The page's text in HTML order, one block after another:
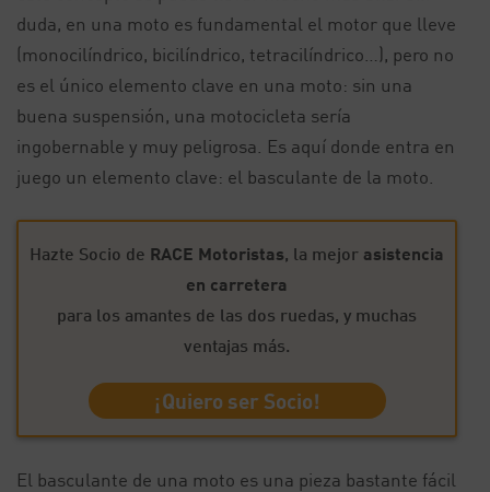
duda, en una moto es fundamental el motor que lleve
(monocilíndrico, bicilíndrico, tetracilíndrico…), pero no
es el único elemento clave en una moto: sin una
buena suspensión, una motocicleta sería
ingobernable y muy peligrosa. Es aquí donde entra en
juego un elemento clave: el basculante de la moto.
Hazte Socio de RACE Motoristas, la mejor asistencia
en carretera
para los amantes de las dos ruedas, y muchas
ventajas más.
¡Quiero ser Socio!
El basculante de una moto es una pieza bastante fácil